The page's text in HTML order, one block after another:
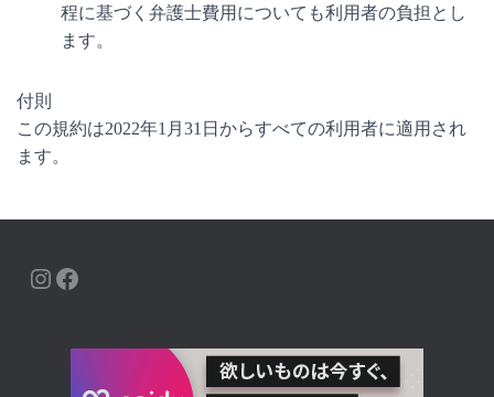
程に基づく弁護士費用についても利用者の負担とし
ます。
付則
この規約は2022年1月31日からすべての利用者に適用され
ます。
INSTAGRAM